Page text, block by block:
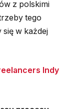
z polskimi
tego
w każdej
Indy